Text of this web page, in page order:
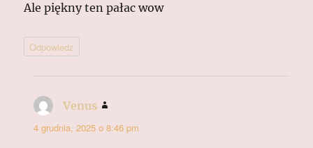
Ale piękny ten pałac wow
Odpowiedz
Venus
4 grudnia, 2025 o 8:46 pm